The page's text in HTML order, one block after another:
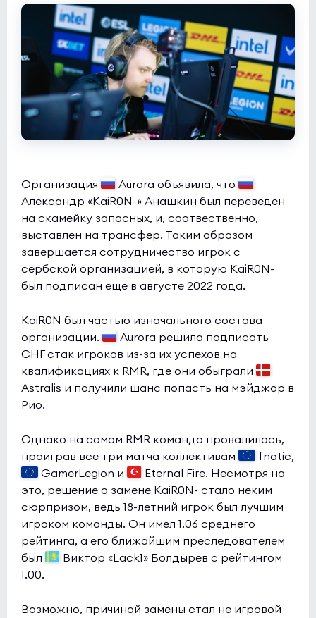
Butterfly
CYBERSHOKE 0
BetBoom Storm Season 4(bo3)
BORRACHEIROS 0
UNO MILLE 0
5:1
Организация
Aurora объявила, что
Александр «KaiR0N-» Анашкин был переведен
на скамейку запасных, и, соотвественно,
выставлен на трансфер. Таким образом
завершается сотрудничество игрок с
сербской организацией, в которую KaiR0N-
был подписан еще в августе 2022 года.
KaiR0N был частью изначального состава
организации.
Aurora решила подписать
СНГ стак игроков из-за их успехов на
квалификациях к RMR, где они обыграли
Astralis и получили шанс попасть на мэйджор в
Рио.
Однако на самом RMR команда провалилась,
проиграв все три матча коллективам
fnatic,
GamerLegion и
Eternal Fire. Несмотря на
это, решение о замене KaiR0N- стало неким
сюрпризом, ведь 18-летний игрок был лучшим
игроком команды. Он имел 1.06 среднего
рейтинга, а его ближайшим преследователем
был
Виктор «Lack1» Болдырев с рейтингом
1.00.
Возможно, причиной замены стал не игровой